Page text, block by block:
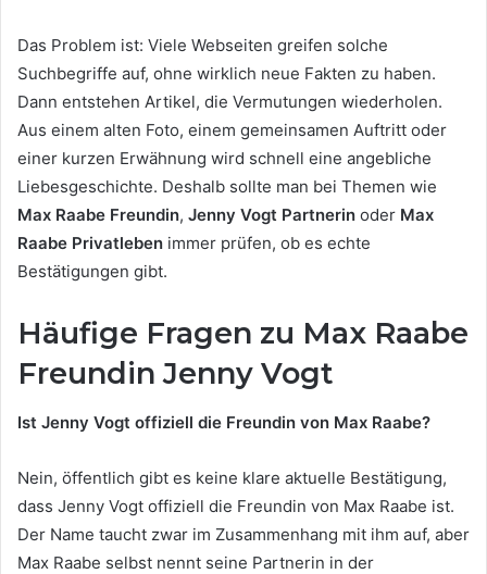
Das Problem ist: Viele Webseiten greifen solche
Suchbegriffe auf, ohne wirklich neue Fakten zu haben.
Dann entstehen Artikel, die Vermutungen wiederholen.
Aus einem alten Foto, einem gemeinsamen Auftritt oder
einer kurzen Erwähnung wird schnell eine angebliche
Liebesgeschichte. Deshalb sollte man bei Themen wie
Max Raabe Freundin, Jenny Vogt Partnerin oder Max
Raabe Privatleben immer prüfen, ob es echte
Bestätigungen gibt.
Häufige Fragen zu Max Raabe
Freundin Jenny Vogt
Ist Jenny Vogt offiziell die Freundin von Max Raabe?
Nein, öffentlich gibt es keine klare aktuelle Bestätigung,
dass Jenny Vogt offiziell die Freundin von Max Raabe ist.
Der Name taucht zwar im Zusammenhang mit ihm auf, aber
Max Raabe selbst nennt seine Partnerin in der